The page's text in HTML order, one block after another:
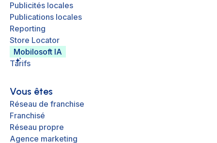
Publicités locales
Publications locales
Reporting
Store Locator
Mobilosoft IA
Tarifs
Vous êtes
Réseau de franchise
Franchisé
Réseau propre
Agence marketing